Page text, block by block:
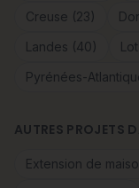
Creuse (23)
Landes (40)
Pyrénées-
AUTRES PROJETS
Extension de